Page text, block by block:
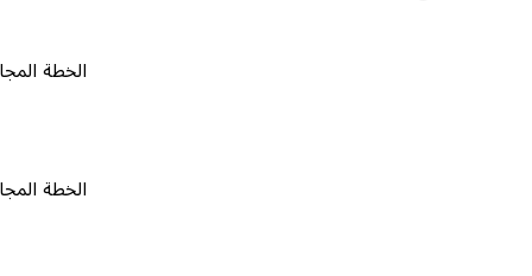
الخطة المجانية ٠
الخطة المجانية ٠